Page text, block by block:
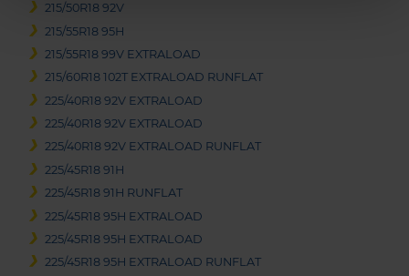
215/50R18 92V
215/55R18 95H
215/55R18 99V EXTRALOAD
215/60R18 102T EXTRALOAD RUNFLAT
225/40R18 92V EXTRALOAD
225/40R18 92V EXTRALOAD
225/40R18 92V EXTRALOAD RUNFLAT
225/45R18 91H
225/45R18 91H RUNFLAT
225/45R18 95H EXTRALOAD
225/45R18 95H EXTRALOAD
225/45R18 95H EXTRALOAD RUNFLAT